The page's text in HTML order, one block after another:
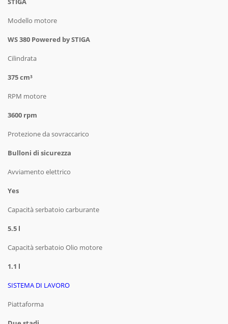
Modello motore
WS 380 Powered by STIGA
Cilindrata
375 cm³
RPM motore
3600 rpm
Protezione da sovraccarico
Bulloni di sicurezza
Avviamento elettrico
Yes
Capacità serbatoio carburante
5.5 l
Capacità serbatoio Olio motore
1.1 l
SISTEMA DI LAVORO
Piattaforma